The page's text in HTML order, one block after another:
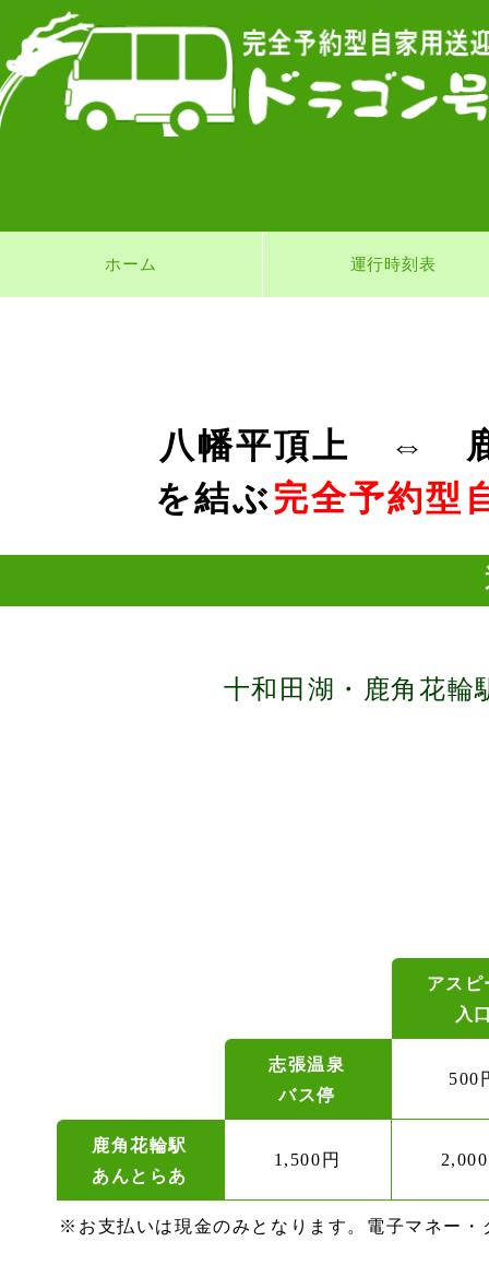
ホーム 運行時刻表
八幡平頂上 ⇔ 鹿
を結ぶ完全予約型
十和田湖・鹿角
アスピ
入
志張温泉
バス停
500
鹿角花輪駅
あんとらあ
1,500円
※お支払いは現金のみとなります。電子マネー